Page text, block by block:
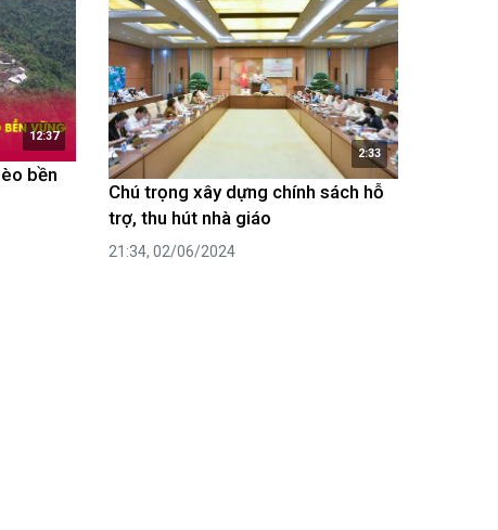
12:37
bền
2:33
Chú trọng xây dựng chính sách hỗ
trợ, thu hút nhà giáo
21:34, 02/06/2024